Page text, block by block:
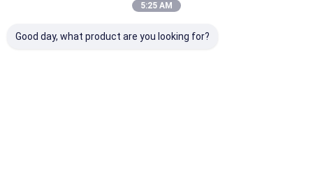
5:25 AM
Good day, what product are you looking for?